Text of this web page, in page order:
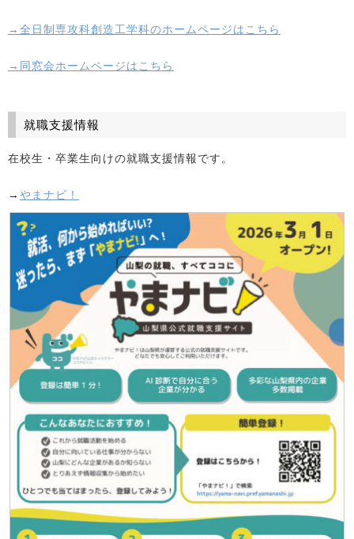
→全日制専攻科創造工学科のホームページはこちら
→同窓会ホームページはこちら
就職支援情報
在校生・卒業生向けの就職支援情報です。
→ やまナビ！